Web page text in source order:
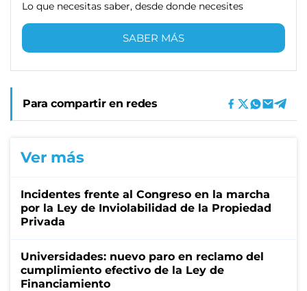
Lo que necesitas saber, desde donde necesites
SABER MÁS
Para compartir en redes
Ver más
Incidentes frente al Congreso en la marcha
por la Ley de Inviolabilidad de la Propiedad
Privada
Universidades: nuevo paro en reclamo del
cumplimiento efectivo de la Ley de
Financiamiento